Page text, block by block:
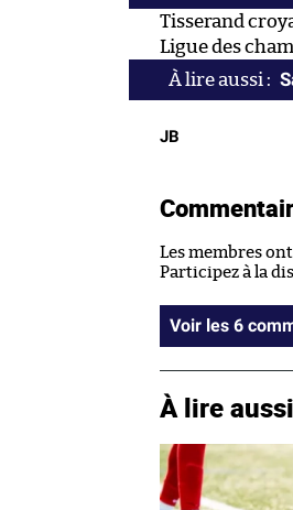
Tisserand
Ligue des
JB
Les membres
Participez à la
Voir les
À lire aussi